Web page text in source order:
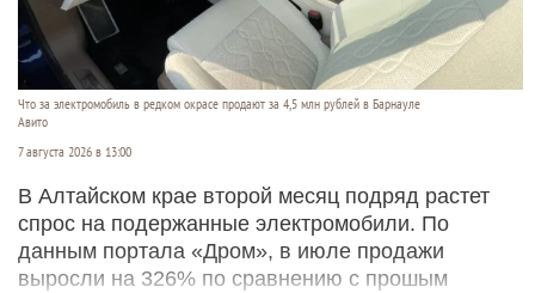
Что за электромобиль в редком окрасе продают за 4,5 млн рублей в Барнауле
Авито
7 августа 2026 в 13:00
В Алтайском крае второй месяц подряд растет
спрос на подержанные электромобили. По
данным портала «Дром», в июле продажи
выросли на 326% по сравнению с прошым